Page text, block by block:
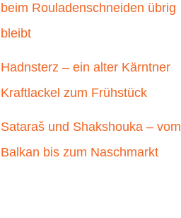
beim Rouladenschneiden übrig
bleibt
Hadnsterz – ein alter Kärntner
Kraftlackel zum Frühstück
Sataraš und Shakshouka – vom
Balkan bis zum Naschmarkt